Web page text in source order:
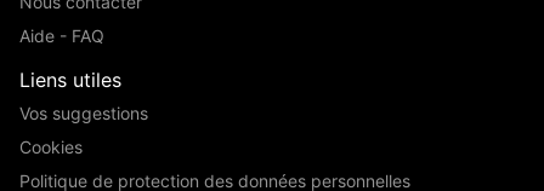
Aide - FAQ
Liens utiles
Vos suggestions
Cookies
Politique de protection des données personnelles